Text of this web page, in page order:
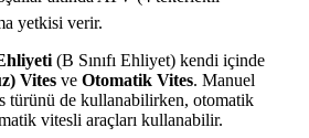
yetkisi verir.
(B Sınıfı Ehliyet) kendi içinde
Vites ve Otomatik Vites. Manuel
türünü de kullanabilirken, otomatik
vitesli araçları kullanabilir.